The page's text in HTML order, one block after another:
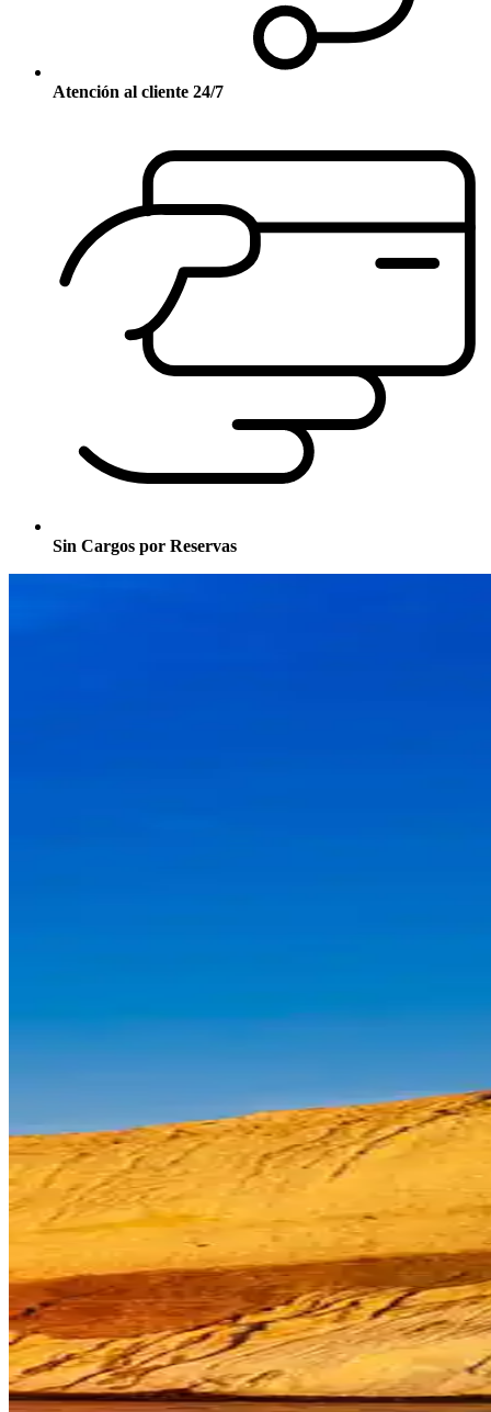
Atención al cliente 24/7
Sin Cargos por Reservas